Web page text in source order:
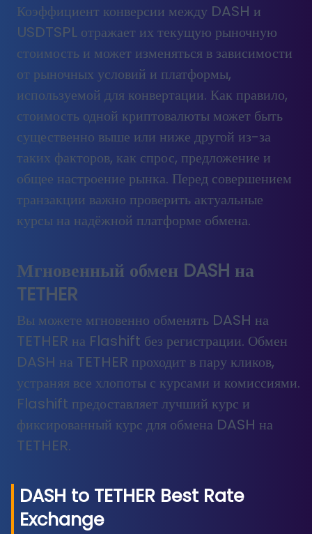
Коэффициент конверсии между DASH и
USDTSPL отражает их текущую рыночную
стоимость и может изменяться в зависимости
от рыночных условий и платформы,
используемой для конвертации. Как правило,
стоимость одной криптовалюты может быть
существенно выше или ниже другой из-за
таких факторов, как спрос, предложение и
общее настроение рынка. Перед совершением
транзакции важно проверить актуальные
курсы на надёжной платформе обмена.
Мгновенный обмен DASH на
TETHER
Вы можете мгновенно обменять DASH на
TETHER на Flashift без регистрации. Обмен
DASH на TETHER проходит в пару кликов,
устраняя все хлопоты с курсами и комиссиями.
Flashift предоставляет лучший курс и
фиксированный курс для обмена DASH на
TETHER.
DASH to TETHER Best Rate
Exchange